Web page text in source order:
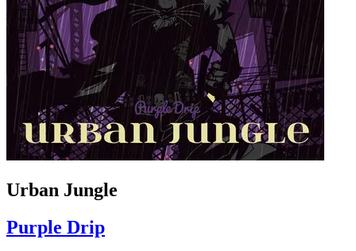
Urban Jungle
Purple Drip